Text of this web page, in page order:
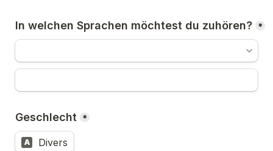
In welchen Sprachen möchtest du zuhören? *
Geschlecht *
A Divers